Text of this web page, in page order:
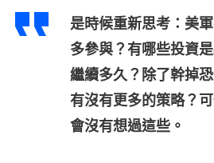
是時候重新思考：美
多參與？有哪些投資
繼續多久？除了幹掉
有沒有更多的策略？
會沒有想過這些。